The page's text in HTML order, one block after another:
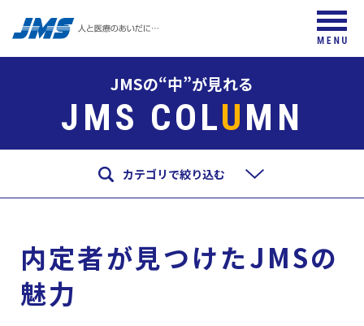
JMSの“中”が見れる
JMS COLUMN
カテゴリで絞り込む
内定者が見つけたJMSの
魅力